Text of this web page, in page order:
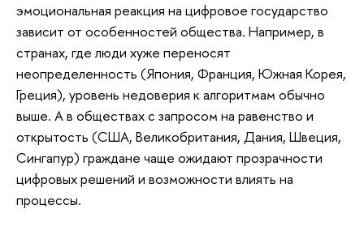
эмоциональная реакция на цифровое государство
зависит от особенностей общества. Например, в
странах, где люди хуже переносят
неопределенность (Япония, Франция, Южная Корея,
Греция), уровень недоверия к алгоритмам обычно
выше. А в обществах с запросом на равенство и
открытость (США, Великобритания, Дания, Швеция,
Сингапур) граждане чаще ожидают прозрачности
цифровых решений и возможности влиять на
процессы.